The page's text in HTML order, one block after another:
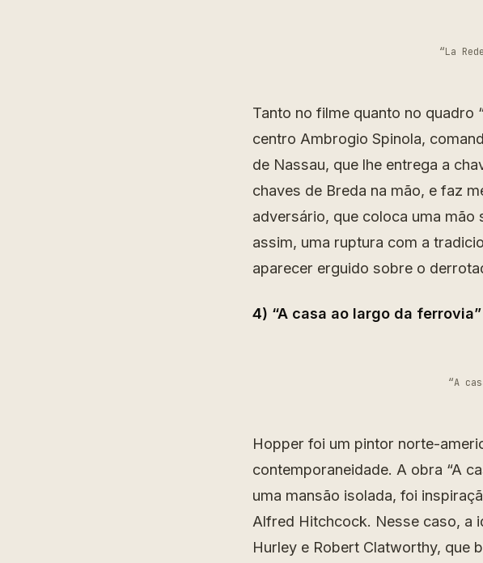
“La
Tanto no filme quanto no quadro
centro Ambrogio Spinola,
de Nassau, que lhe entrega a
chaves de Breda na mão, e faz
adversário, que coloca uma mão
assim, uma ruptura com a
aparecer erguido sobre o
4) “A casa ao largo da
“A
Hopper foi um pintor norte-
contemporaneidade. A obra “A
uma mansão isolada, foi
Alfred Hitchcock. Nesse caso, a
Hurley e Robert Clatworthy, que